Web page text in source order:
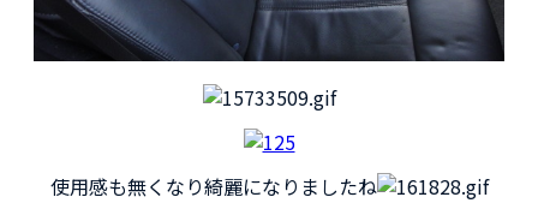
使用感も無くなり綺麗になりましたね